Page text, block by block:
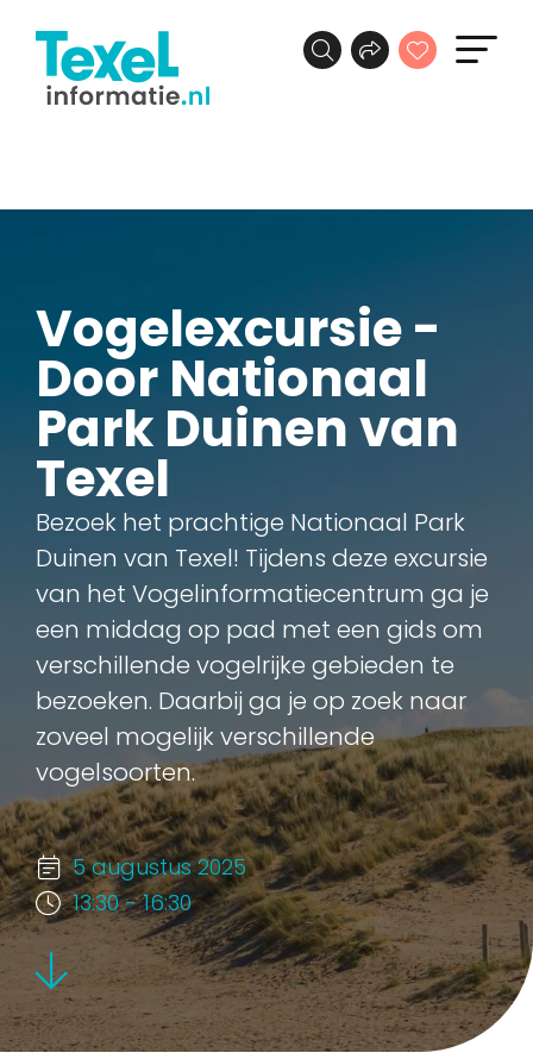
Vogelexcursie -
Door Nationaal
Park Duinen van
Texel
Bezoek het prachtige Nationaal Park
Duinen van Texel! Tijdens deze excursie
van het Vogelinformatiecentrum ga je
een middag op pad met een gids om
verschillende vogelrijke gebieden te
bezoeken. Daarbij ga je op zoek naar
zoveel mogelijk verschillende
vogelsoorten.
5 augustus 2025
13:30 - 16:30